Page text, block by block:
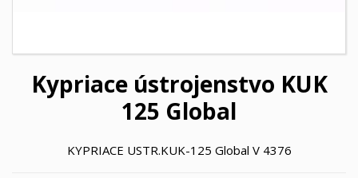
Kypriace ústrojenstvo KUK
125 Global
KYPRIACE USTR.KUK-125 Global V 4376